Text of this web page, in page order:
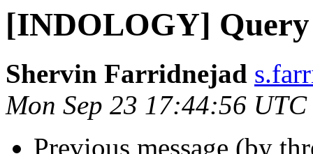
[INDOLOGY] Query
Shervin Farridnejad
Mon Sep 23 17:44:56
Previous message (by